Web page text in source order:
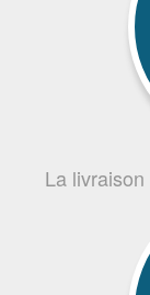
La